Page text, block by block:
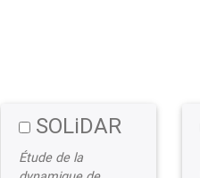
SOLiDAR
Étude de la